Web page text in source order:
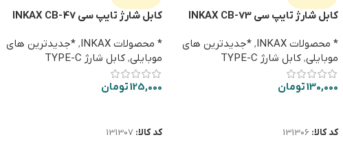
کابل شارژ تایپ سی INKAX CB-73
* محصولات INKAX , *جدیدترین های
موبایلی, کابل شارژ TYPE-C
130,000تومان
کد کالا:131306
کابل شارژ تایپ سی INKAX CB-47
* محصولات INKAX , *جدیدترین های
موبایلی, کابل شارژ TYPE-C
125,000تومان
کد کالا: 131307